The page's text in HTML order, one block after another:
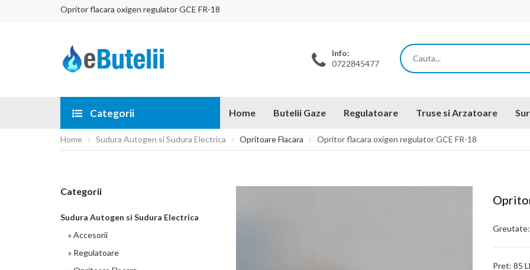
Opritor flacara oxigen regulator GCE FR-18
Info:
0722845477
Categorii Home Butelii Gaze Regulatoare Truse si Arzatoare
Home Sudura Autogen si Sudura Electrica Opritoare Flacara Opritor flacara oxigen regulator GCE FR-18
Greutate:
Pret:85
Categorii
Sudura Autogen si Sudura Electrica
» Accesorii
» Regulatoare